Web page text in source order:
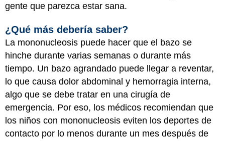
gente que parezca estar sana.
¿Qué más debería saber?
La mononucleosis puede hacer que el bazo se
hinche durante varias semanas o durante más
tiempo. Un bazo agrandado puede llegar a reventar,
lo que causa dolor abdominal y hemorragia interna,
algo que se debe tratar en una cirugía de
emergencia. Por eso, los médicos recomiendan que
los niños con mononucleosis eviten los deportes de
contacto por lo menos durante un mes después de